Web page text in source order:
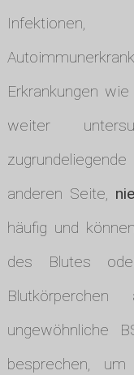
Erkrankungen
weiter
anderen Seite,
häufig und
des Blutes
ungewöhnliche
besprechen,